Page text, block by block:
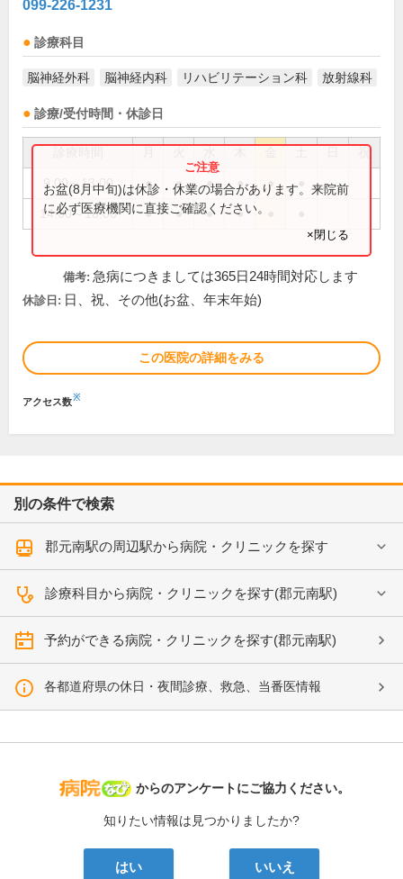
099-226-1231
診療科目
脳神経外科 脳神経内科 リハビリテーション科 放射線科
診療/受付時間・休診日
祝
9:00～13:00 ● ● ● ● ●
14:00～18:00 ● ● ● ●
お盆(8月中旬)は休診・休業の場合があります。来院前
に必ず医療機関に直接ご確認ください。
×閉じる
備考: 急病につきましては365日24時間対応します
休診日: 日、祝、その他(お盆、年末年始)
この医院の詳細をみる
アクセス数※
別の条件で検索
郡元南駅の周辺駅から病院・クリニックを探す
診療科目から病院・クリニックを探す(郡元南駅)
予約ができる病院・クリニックを探す(郡元南駅)
各都道府県の休日・夜間診療、救急、当番医情報
病院なび
からのアンケートにご協力ください。
知りたい情報は見つかりましたか?
はい いいえ